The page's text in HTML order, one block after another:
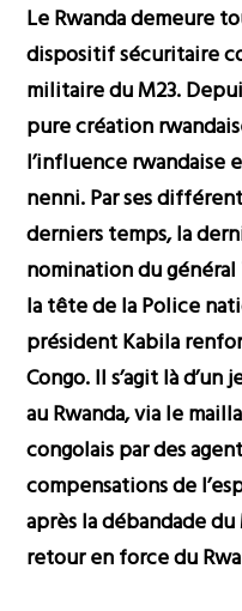
Le Rwanda demeure
dispositif sécuritaire
militaire du M23.
pure création
l’influence rwandaise
nenni. Par ses
derniers temps, la
nomination du général
la tête de la Police
président Kabila
Congo. Il s’agit là
au Rwanda, via le
congolais par des
compensations de
après la débandade
retour en force du